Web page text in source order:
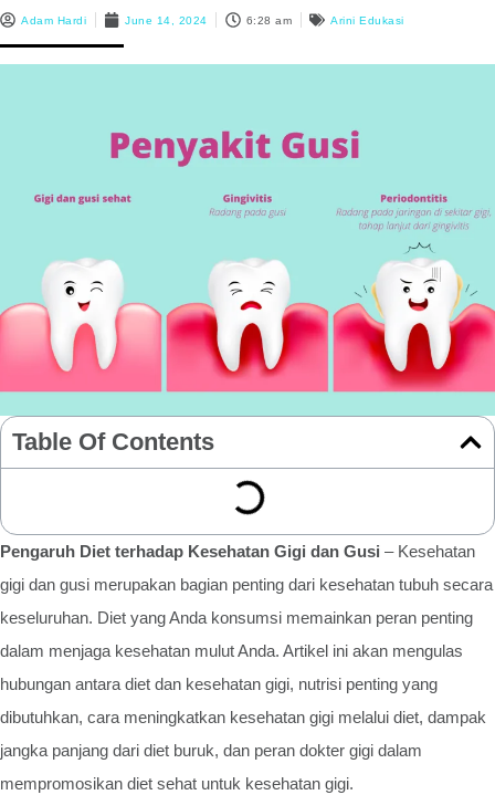
Adam Hardi June 14, 2024 6:28 am Arini Edukasi
Table Of Contents
Pengaruh Diet terhadap Kesehatan Gigi dan Gusi – Kesehatan
gigi dan gusi merupakan bagian penting dari kesehatan tubuh secara
keseluruhan. Diet yang Anda konsumsi memainkan peran penting
dalam menjaga kesehatan mulut Anda. Artikel ini akan mengulas
hubungan antara diet dan kesehatan gigi, nutrisi penting yang
dibutuhkan, cara meningkatkan kesehatan gigi melalui diet, dampak
jangka panjang dari diet buruk, dan peran dokter gigi dalam
mempromosikan diet sehat untuk kesehatan gigi.